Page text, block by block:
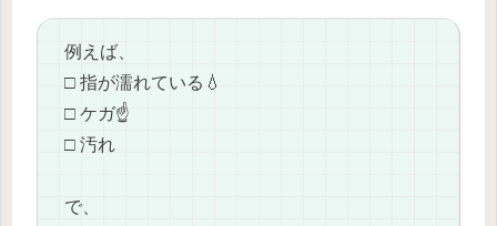
例えば、
□ 指が濡れている💧
□ ケガ☝️
□ 汚れ
で、